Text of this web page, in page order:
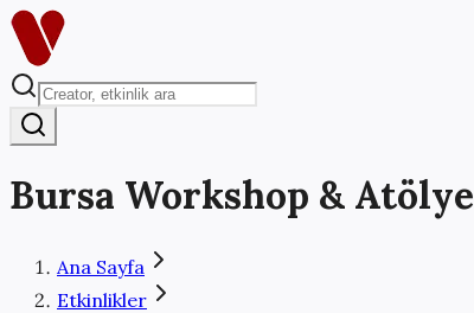
Bursa Workshop & Atölye
Ana Sayfa
Etkinlikler